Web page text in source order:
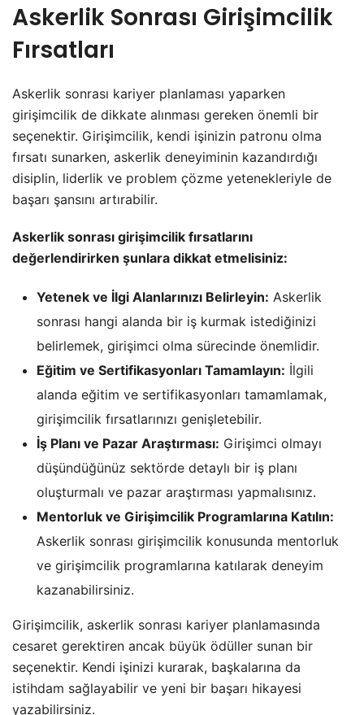
Askerlik Sonrası Girişimcilik
Fırsatları
Askerlik sonrası kariyer planlaması yaparken
girişimcilik de dikkate alınması gereken önemli bir
seçenektir. Girişimcilik, kendi işinizin patronu olma
fırsatı sunarken, askerlik deneyiminin kazandırdığı
disiplin, liderlik ve problem çözme yetenekleriyle de
başarı şansını artırabilir.
Askerlik sonrası girişimcilik fırsatlarını
değerlendirirken şunlara dikkat etmelisiniz:
Yetenek ve İlgi Alanlarınızı Belirleyin: Askerlik
sonrası hangi alanda bir iş kurmak istediğinizi
belirlemek, girişimci olma sürecinde önemlidir.
Eğitim ve Sertifikasyonları Tamamlayın: İlgili
alanda eğitim ve sertifikasyonları tamamlamak,
girişimcilik fırsatlarınızı genişletebilir.
İş Planı ve Pazar Araştırması: Girişimci olmayı
düşündüğünüz sektörde detaylı bir iş planı
oluşturmalı ve pazar araştırması yapmalısınız.
Mentorluk ve Girişimcilik Programlarına Katılın:
Askerlik sonrası girişimcilik konusunda mentorluk
ve girişimcilik programlarına katılarak deneyim
kazanabilirsiniz.
Girişimcilik, askerlik sonrası kariyer planlamasında
cesaret gerektiren ancak büyük ödüller sunan bir
seçenektir. Kendi işinizi kurarak, başkalarına da
istihdam sağlayabilir ve yeni bir başarı hikayesi
yazabilirsiniz.